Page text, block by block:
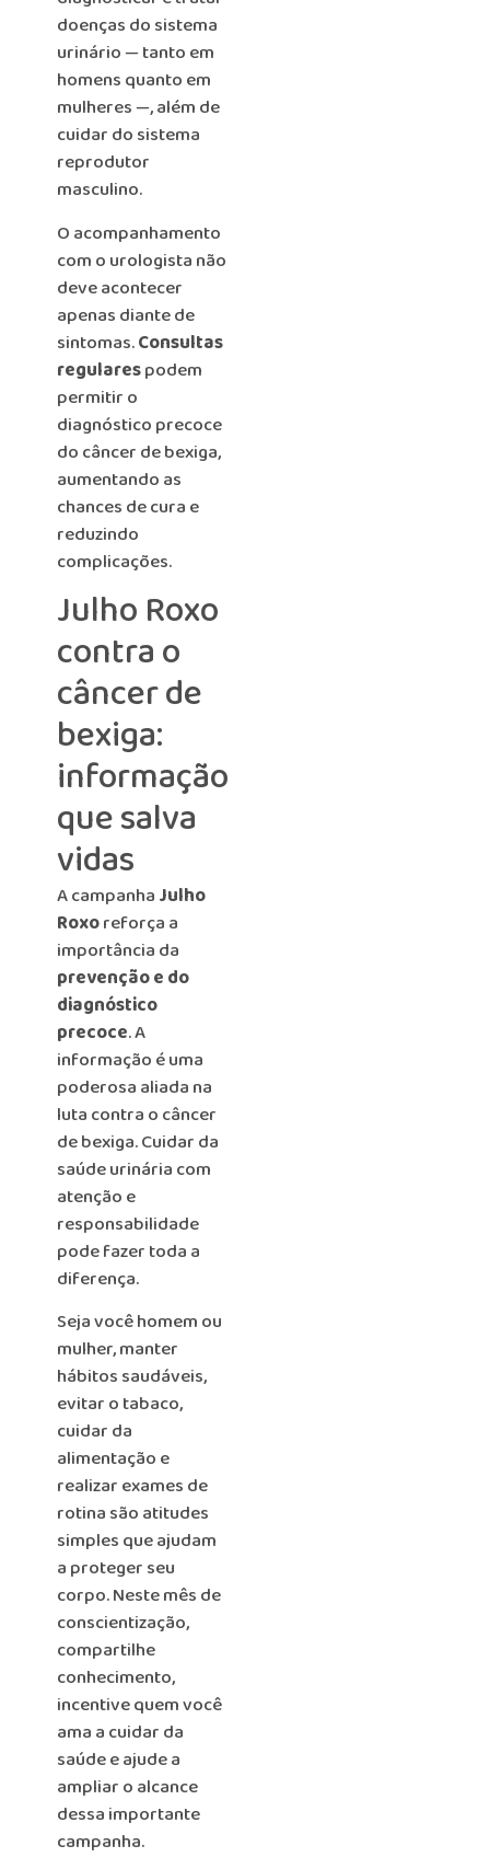
doenças do sistema
urinário — tanto em
homens quanto em
mulheres —, além de
cuidar do sistema
reprodutor
masculino.
O acompanhamento
com o urologista não
deve acontecer
apenas diante de
sintomas.Consultas
regularespodem
permitir o
diagnóstico precoce
do câncer de bexiga,
aumentando as
chances de cura e
reduzindo
complicações.
Julho Roxo
contra o
câncer de
bexiga:
informação
que salva
vidas
A campanhaJulho
Roxoreforça a
importância da
prevenção e do
diagnóstico
precoce. A
informação é uma
poderosa aliada na
luta contra o câncer
de bexiga. Cuidar da
saúde urinária com
atenção e
responsabilidade
pode fazer toda a
diferença.
Seja você homem ou
mulher, manter
hábitos saudáveis,
evitar o tabaco,
cuidar da
alimentação e
realizar exames de
rotina são atitudes
simples que ajudam
a proteger seu
corpo. Neste mês de
conscientização,
compartilhe
conhecimento,
incentive quem você
ama a cuidar da
saúde e ajude a
ampliar o alcance
dessa importante
campanha.